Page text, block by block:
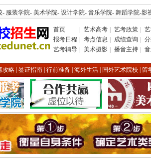
- 服装学院- 美术学院- 设计学院- 音乐学院- 舞蹈学院-影
首页 艺术高考 艺考政策
报考日程
考点信息 成绩查询
艺考辅导
美术摄影 播音主持
攻略 签证指南 行前准备 海外生活 国外艺术院校 留